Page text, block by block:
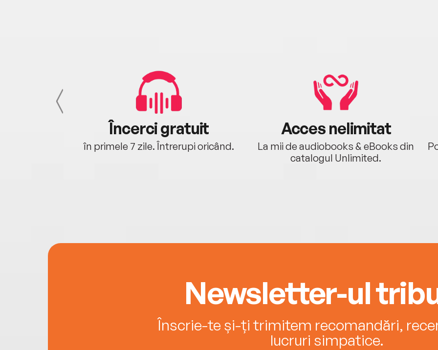
Încerci gratuit
în primele 7 zile. Întrerupi oricând.
Acces nelimitat
La mii de audiobooks & eBooks din
catalogul Unlimited.
Newsletter-ul
Înscrie-te și-ți trimitem recomandări,
lucruri simpatice.